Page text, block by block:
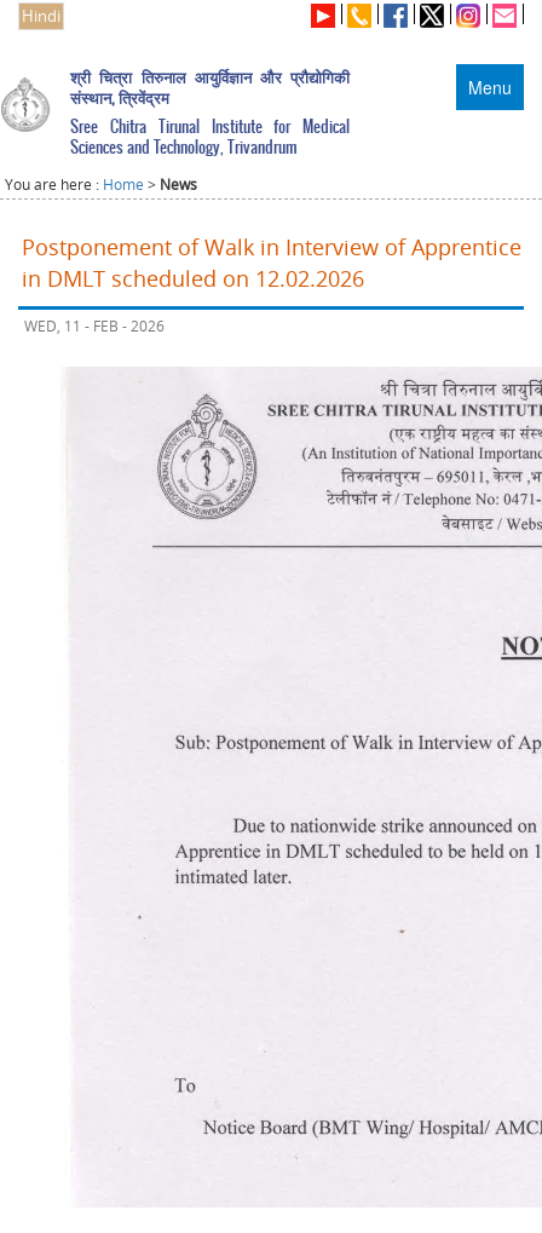
Hindi
Menu
श्री चित्रा तिरुनाल आयुर्विज्ञान और प्रौद्योगिकी
संस्थान, त्रिवेंद्रम
Sree Chitra Tirunal Institute for Medical
Sciences and Technology, Trivandrum
You are here : Home > News
Postponement of Walk in Interview of Apprentice
in DMLT scheduled on 12.02.2026
WED, 11 - FEB - 2026